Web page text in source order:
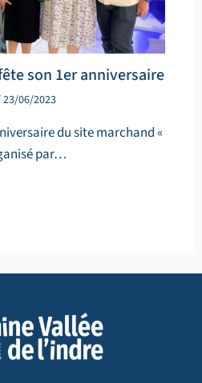
son 1er anniversaire
23/06/2023
du site marchand «
par…